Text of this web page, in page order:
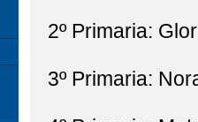
2º Primaria:
3º Primaria: